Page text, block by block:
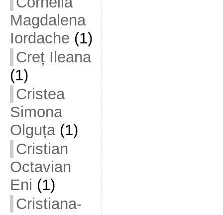
Magdalena
Iordache (1)
Creț Ileana
(1)
Cristea
Simona
Olguța(1)
Cristian
Octavian
Eni (1)
Cristiana-